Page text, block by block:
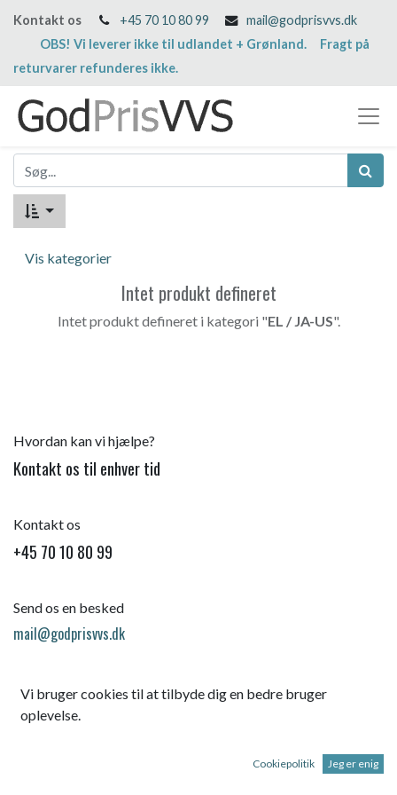
Kontakt os +45 70 10 80 99
mail@godprisvvs.dk
OBS! Vi leverer ikke til udlandet + Grønland. Fragt på
returvarer refunderes ikke.
Vis kategorier
Intet produkt defineret
Intet produkt defineret i kategori "EL / JA-US".
Hvordan kan vi hjælpe?
Kontakt os til enhver tid
Kontakt os
+45 70 10 80 99
Send os en besked
mail@godprisvvs.dk
Startside
Vi bruger cookies til at tilbyde dig en bedre bruger
oplevelse.
Cookiepolitik Jeg er enig